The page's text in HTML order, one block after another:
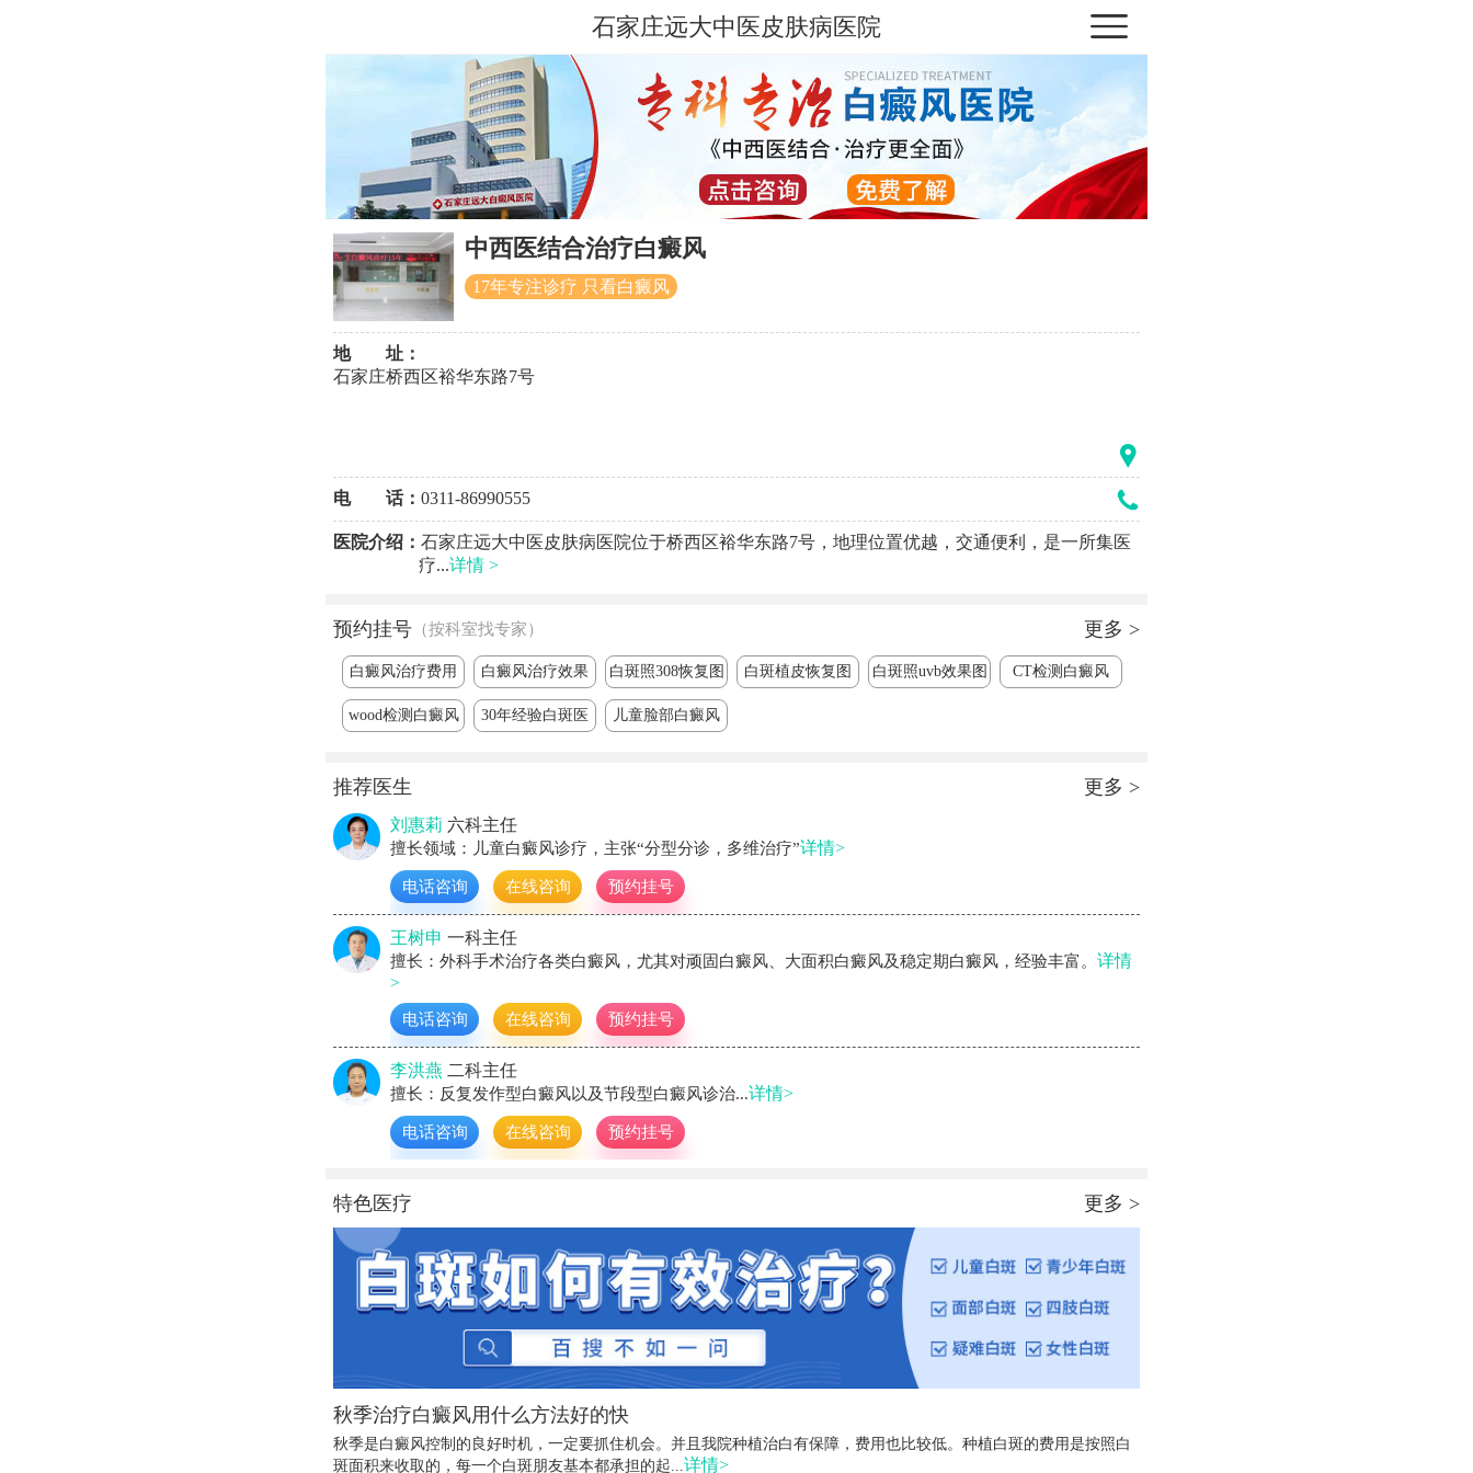
石家庄远大中医皮肤病医院
中西医结合治疗白癜风
17年专注诊疗 只看白癜风
地 址：
石家庄桥西区裕华东路7号
电 话： 0311-86990555
医院介绍： 石家庄远大中医皮肤病医院位于桥西区裕华东路7号，地理位置优越，交通便利，是一所集医
疗...详情 >
预约挂号 （按科室找专家） 更多 >
白癜风治疗费用 白癜风治疗效果 白斑照308恢复图 白斑植皮恢复图 白斑照uvb效果图 CT检测白癜风
wood检测白癜风
30年经验白斑医
儿童脸部白癜风
推荐医生 更多 >
刘惠莉 六科主任
擅长领域：儿童白癜风诊疗，主张“分型分诊，多维治疗”详情>
电话咨询 在线咨询 预约挂号
王树申 一科主任
擅长：外科手术治疗各类白癜风，尤其对顽固白癜风、大面积白癜风及稳定期白癜风，经验丰富。 详情
>
电话咨询 在线咨询 预约挂号
李洪燕 二科主任
擅长：反复发作型白癜风以及节段型白癜风诊治...详情>
电话咨询 在线咨询 预约挂号
特色医疗 更多 >
秋季治疗白癜风用什么方法好的快
秋季是白癜风控制的良好时机，一定要抓住机会。并且我院种植治白有保障，费用也比较低。种植白斑的费用是按照白
斑面积来收取的，每一个白斑朋友基本都承担的起...详情>